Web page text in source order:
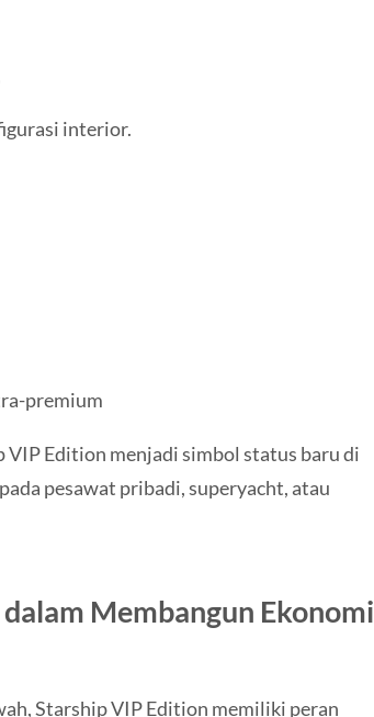
interior.
premium
VIP Edition menjadi simbol status baru di
pesawat pribadi, superyacht, atau
Membangun Ekonomi
Starship VIP Edition memiliki peran